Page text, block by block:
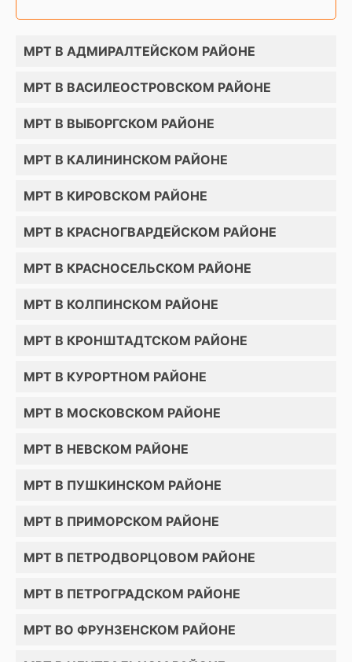
МРТ В АДМИРАЛТЕЙСКОМ РАЙОНЕ
МРТ В ВАСИЛЕОСТРОВСКОМ РАЙОНЕ
МРТ В ВЫБОРГСКОМ РАЙОНЕ
МРТ В КАЛИНИНСКОМ РАЙОНЕ
МРТ В КИРОВСКОМ РАЙОНЕ
МРТ В КРАСНОГВАРДЕЙСКОМ РАЙОНЕ
МРТ В КРАСНОСЕЛЬСКОМ РАЙОНЕ
МРТ В КОЛПИНСКОМ РАЙОНЕ
МРТ В КРОНШТАДТСКОМ РАЙОНЕ
МРТ В КУРОРТНОМ РАЙОНЕ
МРТ В МОСКОВСКОМ РАЙОНЕ
МРТ В НЕВСКОМ РАЙОНЕ
МРТ В ПУШКИНСКОМ РАЙОНЕ
МРТ В ПРИМОРСКОМ РАЙОНЕ
МРТ В ПЕТРОДВОРЦОВОМ РАЙОНЕ
МРТ В ПЕТРОГРАДСКОМ РАЙОНЕ
МРТ ВО ФРУНЗЕНСКОМ РАЙОНЕ